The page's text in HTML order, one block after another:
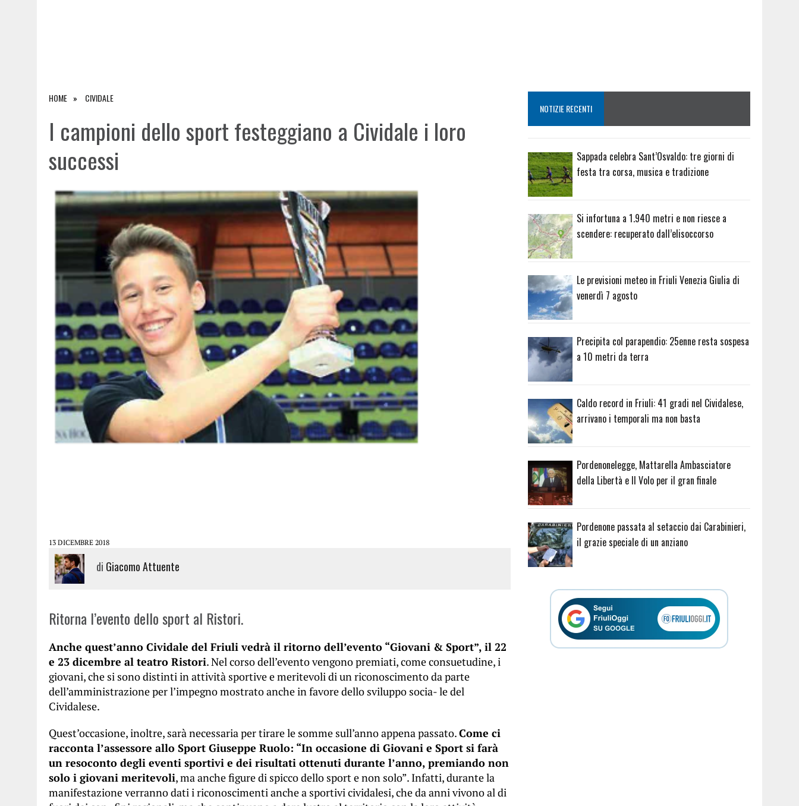
HOME CIVIDALE
I campioni dello sport festeggiano a Cividale i loro
successi
13 DICEMBRE 2018
di Giacomo Attuente
Ritorna l’evento dello sport al Ristori.
Anche quest’anno Cividale del Friuli vedrà il ritorno dell’evento “Giovani & Sport”, il 22
e 23 dicembre al teatro Ristori. Nel corso dell’evento vengono premiati, come consuetudine, i
giovani, che si sono distinti in attività sportive e meritevoli di un riconoscimento da parte
dell’amministrazione per l’impegno mostrato anche in favore dello sviluppo socia- le del
Cividalese.
Quest’occasione, inoltre, sarà necessaria per tirare le somme sull’anno appena passato.Come ci
racconta l’assessore allo Sport Giuseppe Ruolo: “In occasione di Giovani e Sport si farà
un resoconto degli eventi sportivi e dei risultati ottenuti durante l’anno, premiando non
solo i giovani meritevoli, ma anche figure di spicco dello sport e non solo”. Infatti, durante la
manifestazione verranno dati i riconoscimenti anche a sportivi cividalesi, che da anni vivono al di
NOTIZIE RECENTI
Sappada celebra Sant’Osvaldo: tre giorni di
festa tra corsa, musica e tradizione
Si infortuna a 1.940 metri e non riesce a
scendere: recuperato dall’elisoccorso
Le previsioni meteo in Friuli Venezia Giulia di
venerdì 7 agosto
Precipita col parapendio: 25enne resta sospesa
a 10 metri da terra
Caldo record in Friuli: 41 gradi nel Cividalese,
arrivano i temporali ma non basta
Pordenonelegge, Mattarella Ambasciatore
della Libertà e Il Volo per il gran finale
Pordenone passata al setaccio dai Carabinieri,
il grazie speciale di un anziano